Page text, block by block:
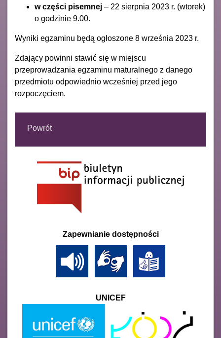
w części pisemnej – 22 sierpnia 2023 r. (wtorek)
o godzinie 9.00.
Wyniki egzaminu będą ogłoszone 8 września 2023 r.
Zdający powinni stawić się w miejscu
przeprowadzania egzaminu maturalnego z danego
przedmiotu odpowiednio wcześniej przed jego
rozpoczęciem.
Powrót
Zapewnianie dostępności
UNICEF